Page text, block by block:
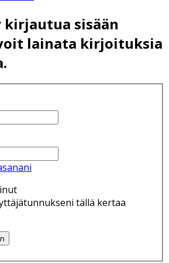
sisään
lainata kirjoituksia
tällä kertaa